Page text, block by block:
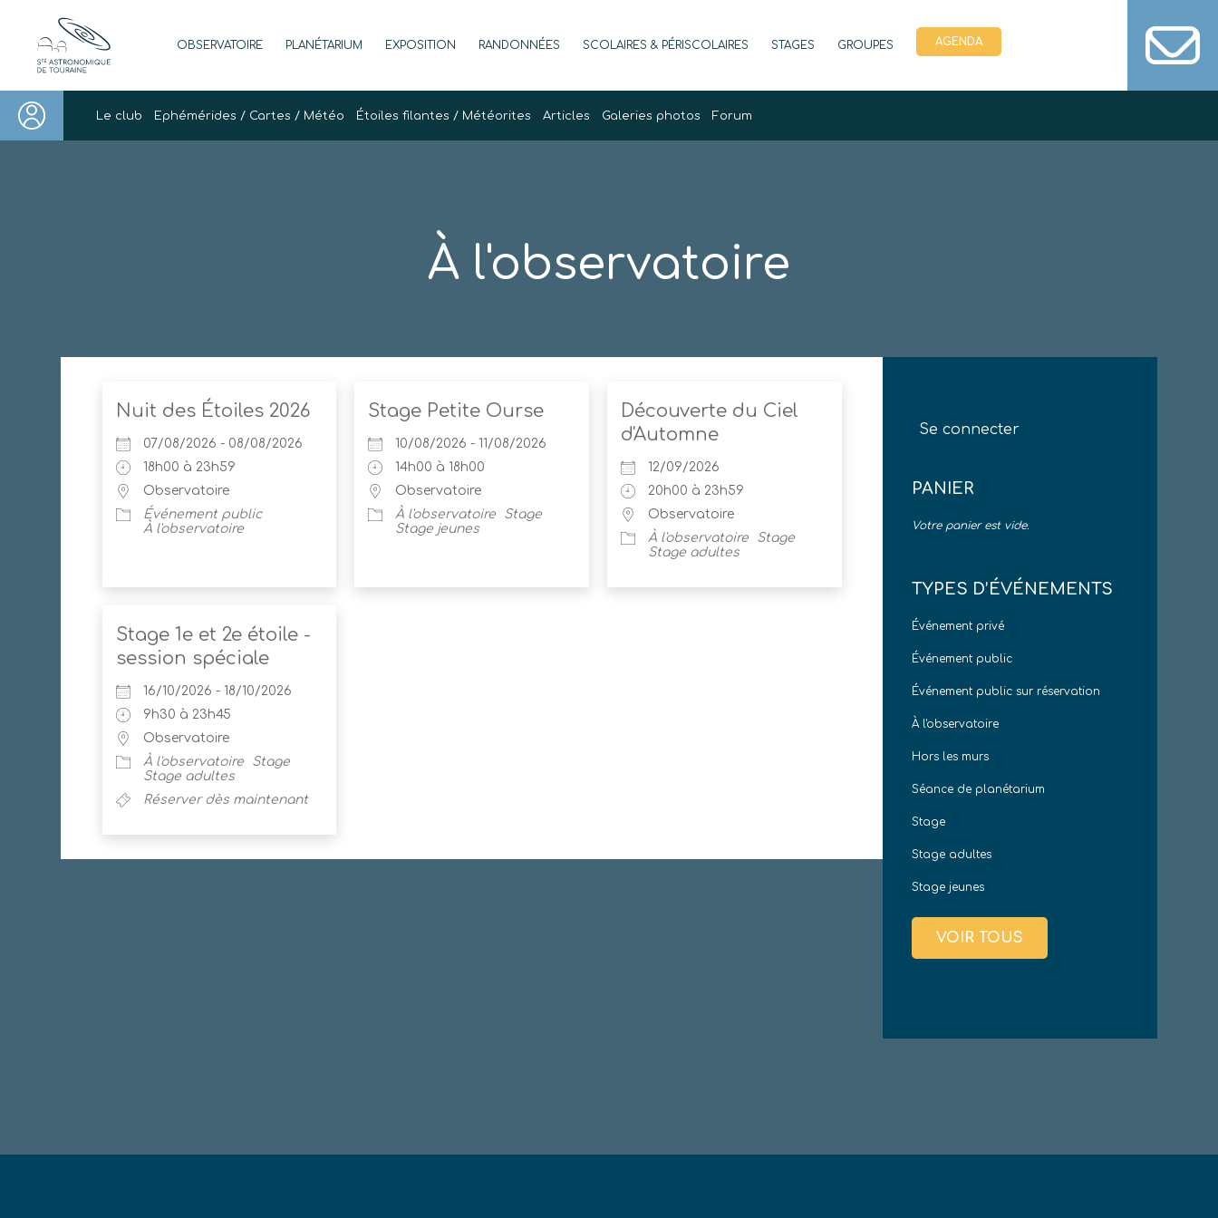
content
Société Astronomique de Touraine
Un regard plus NET sur notre univers
OBSERVATOIRE PLANÉTARIUM EXPOSITION RANDONNÉES SCOLAIRES & PÉRISCOLAIRES STAGES GROUPES AGENDA
Le club Ephémérides / Cartes / Météo Étoiles filantes / Météorites Articles Galeries photos Forum
À l'observatoire
Nuit des Étoiles 2026
07/08/2026 - 08/08/2026
18h00 à 23h59
Observatoire
Événement public
À l'observatoire
Stage Petite Ourse
10/08/2026 - 11/08/2026
14h00 à 18h00
Observatoire
À l'observatoire
Stage
Stage jeunes
Découverte du Ciel
d'Automne
12/09/2026
20h00 à 23h59
Observatoire
À l'observatoire
Stage
Stage adultes
Stage 1e et 2e étoile -
session spéciale
16/10/2026 - 18/10/2026
9h30 à 23h45
Observatoire
À l'observatoire
Stage
Stage adultes
Réserver dès maintenant
Se connecter
PANIER
Votre panier est vide.
TYPES D’ÉVÉNEMENTS
Événement privé
Événement public
Événement public sur réservation
À l'observatoire
Hors les murs
Séance de planétarium
Stage
Stage adultes
Stage jeunes
VOIR TOUS